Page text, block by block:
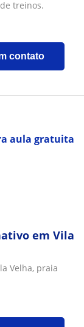
treinos.
contato
aula gratuita
em Vila
Velha, praia